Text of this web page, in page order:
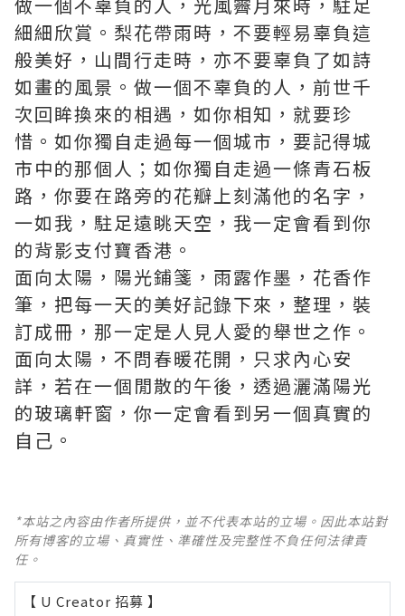
細細欣賞。梨花帶雨時，不要輕易辜負這
般美好，山間行走時，亦不要辜負了如詩
如畫的風景。做一個不辜負的人，前世千
次回眸換來的相遇，如你相知，就要珍
惜。如你獨自走過每一個城市，要記得城
市中的那個人；如你獨自走過一條青石板
路，你要在路旁的花瓣上刻滿他的名字，
一如我，駐足遠眺天空，我一定會看到你
的背影支付寶香港 。
面向太陽，陽光鋪箋，雨露作墨，花香作
筆，把每一天的美好記錄下來，整理，裝
訂成冊，那一定是人見人愛的舉世之作。
面向太陽，不問春暖花開，只求內心安
詳，若在一個閒散的午後，透過灑滿陽光
的玻璃軒窗，你一定會看到另一個真實的
自己。
*本站之內容由作者所提供，並不代表本站的立場。因此本站對
所有博客的立場、真實性、準確性及完整性不負任何法律責
任。
【 U Creator 招募 】